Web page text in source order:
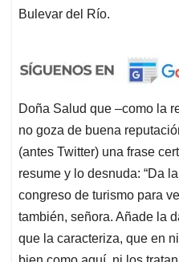
Bulevar del Río.
Doña Salud que –como la
no goza de buena
(antes Twitter) una frase
resume y lo desnuda: “Da
congreso de turismo para
también, señora. Añade la
que la caracteriza, que en